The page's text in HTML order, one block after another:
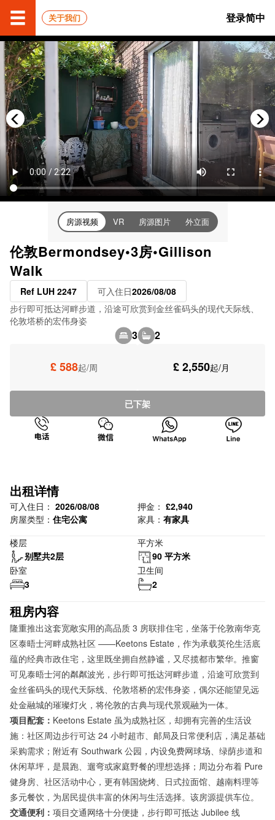
关于我们 登录简中
房源视频 VR 房源图片 外立面
伦敦Bermondsey•3房•Gillison
Walk
Ref LUH 2247 可入住日2026/08/08
步行即可抵达河畔步道，沿途可欣赏到金丝雀码头的现代天际线、
伦敦塔桥的宏伟身姿
3 2
£ 588起/周 £ 2,550起/月
已下架
出租详情
可入住日： 2026/08/08 押金： £2,940
房屋类型： 住宅公寓 家具： 有家具
楼层
别墅共2层
平方米
90 平方米
卧室
3
卫生间
2
租房内容
隆重推出这套宽敞实用的高品质 3 房联排住宅，坐落于伦敦南华克
区泰晤士河畔成熟社区 ——Keetons Estate，作为承载英伦生活底
蕴的经典市政住宅，这里既坐拥自然静谧，又尽揽都市繁华。推窗
可见泰晤士河的粼粼波光，步行即可抵达河畔步道，沿途可欣赏到
金丝雀码头的现代天际线、伦敦塔桥的宏伟身姿，偶尔还能望见远
处金融城的璀璨灯火，将伦敦的古典与现代景观融为一体。
项目配套： Keetons Estate 虽为成熟社区，却拥有完善的生活设
施：社区周边步行可达 24 小时超市、邮局及日常便利店，满足基础
采购需求；附近有 Southwark 公园，内设免费网球场、绿荫步道和
休闲草坪，是晨跑、遛弯或家庭野餐的理想选择；周边分布着 Pure
健身房、社区活动中心，更有韩国烧烤、日式拉面馆、越南料理等
多元餐饮，为居民提供丰富的休闲与生活选择。该房源提供车位。
交通便利： 项目交通网络十分便捷，步行即可抵达 Jubilee 线